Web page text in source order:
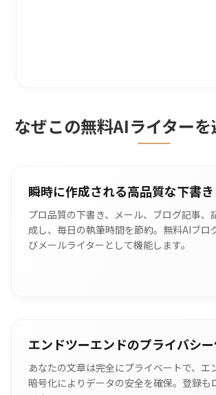
なぜこの無料AIライターを
瞬時に作成される高品質な下書き
プロ品質の下書き、メール、ブログ記事、
成し、毎日の執筆時間を節約。無料AIブロ
びメールライターとして機能します。
エンドツーエンドのプライバシ
あなたの文章は完全にプライベートで、エ
暗号化によりデータの安全を確保。登録も